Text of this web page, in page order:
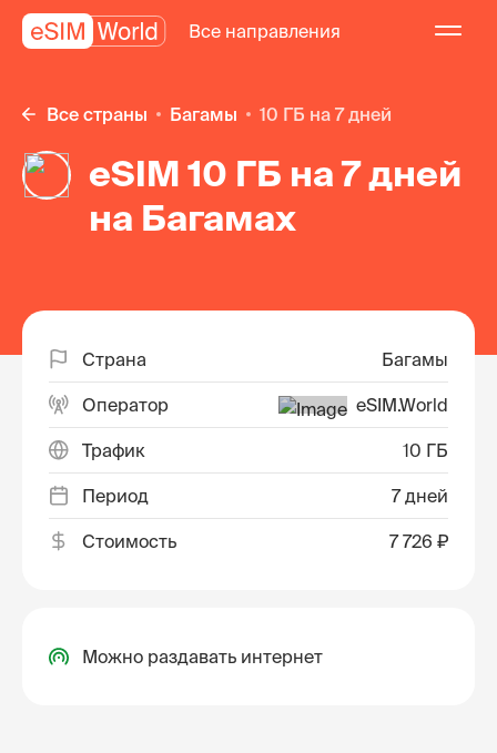
Все направления
Все страны Багамы 10 ГБ на 7 дней
eSIM 10 ГБ на 7 дней
на Багамах
Страна Багамы
Оператор eSIM.World
Трафик 10 ГБ
Период 7 дней
Стоимость 7 726 ₽
Можно раздавать интернет